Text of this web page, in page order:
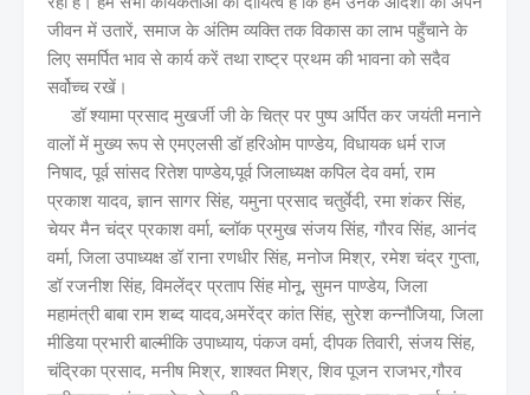
जीवन में उतारें, समाज के अंतिम व्यक्ति तक विकास का लाभ पहुँचाने के
लिए समर्पित भाव से कार्य करें तथा राष्ट्र प्रथम की भावना को सदैव
सर्वोच्च रखें।
डॉ श्यामा प्रसाद मुखर्जी जी के चित्र पर पुष्प अर्पित कर जयंती मनाने
वालों में मुख्य रूप से एमएलसी डॉ हरिओम पाण्डेय, विधायक धर्म राज
निषाद, पूर्व सांसद रितेश पाण्डेय,पूर्व जिलाध्यक्ष कपिल देव वर्मा, राम
प्रकाश यादव, ज्ञान सागर सिंह, यमुना प्रसाद चतुर्वेदी, रमा शंकर सिंह,
चेयर मैन चंद्र प्रकाश वर्मा, ब्लॉक प्रमुख संजय सिंह, गौरव सिंह, आनंद
वर्मा, जिला उपाध्यक्ष डॉ राना रणधीर सिंह, मनोज मिश्र, रमेश चंद्र गुप्ता,
डॉ रजनीश सिंह, विमलेंद्र प्रताप सिंह मोनू, सुमन पाण्डेय, जिला
महामंत्री बाबा राम शब्द यादव,अमरेंद्र कांत सिंह, सुरेश कन्नौजिया, जिला
मीडिया प्रभारी बाल्मीकि उपाध्याय, पंकज वर्मा, दीपक तिवारी, संजय सिंह,
चंद्रिका प्रसाद, मनीष मिश्र, शाश्वत मिश्र, शिव पूजन राजभर,गौरव